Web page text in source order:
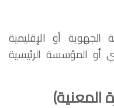
الجهوية أو الإقليمية
أو المؤسسة الرئيسية
المعنية)